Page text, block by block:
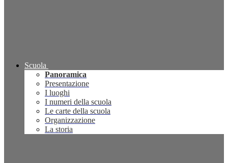
Scuola
Panoramica
Presentazione
I luoghi
I numeri della scuola
Le carte della scuola
Organizzazione
La storia